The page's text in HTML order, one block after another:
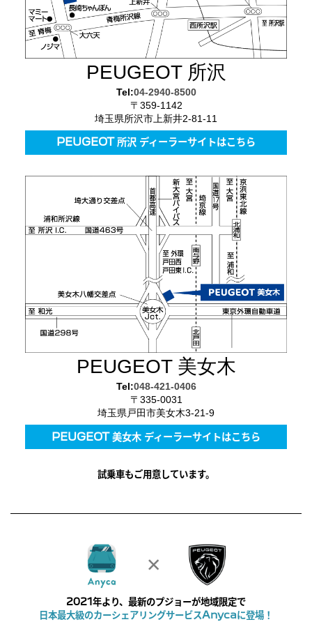
PEUGEOT 所沢
Tel:04-2940-8500
〒359-1142
埼玉県所沢市上新井2-81-11
PEUGEOT 所沢 ディーラーサイトはこちら
PEUGEOT 美女木
Tel:048-421-0406
〒335-0031
埼玉県戸田市美女木3-21-9
PEUGEOT 美女木 ディーラーサイトはこちら
試乗車もご用意しています。
2021年より、最新のプジョーが地域限定で
日本最大級のカーシェアリングサービスAnycaに登場！